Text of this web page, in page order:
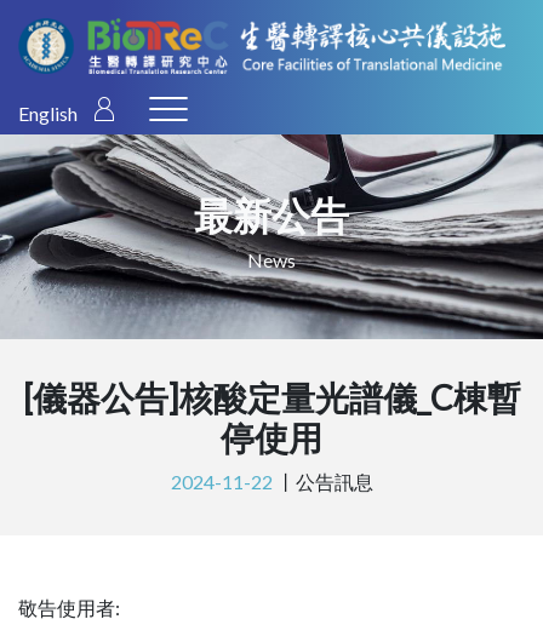
English
最新公告
News
[儀器公告]核酸定量光譜儀_C棟暫
停使用
2024-11-22 丨 公告訊息
敬告使用者: